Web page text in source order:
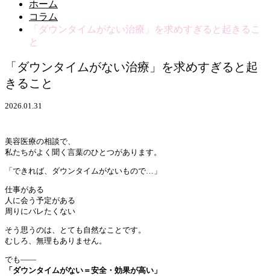
ホーム
コラム
「ダウンタイムがない治療」を求めすぎると起きるこ
と
「ダウンタイムがない治療」を求めすぎると起
きること
2026.01.31
美容医療の相談で、
私たちがよく聞く言葉のひとつがあります。
「できれば、ダウンタイムがないもので…」
仕事がある
人に会う予定がある
周りにバレたくない
そう思うのは、とても自然なことです。
むしろ、無理もありません。
でも――
「ダウンタイムがない＝安全・効果が高い」